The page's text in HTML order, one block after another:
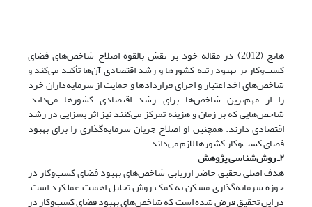
هانچ (2012) در مقاله خود بر نقش بالقوه اصلاح شاخص‌های فضای
کسب‌وکار بر بهبود رتبه کشورها و رشد اقتصادی آن‌ها تأکید می‌کند و
شاخص‌های اخذ اعتبار و اجرای قراردادها و حمایت از سرمایه‌داران خرد
را از مهم‌ترین شاخص‌ها برای رشد اقتصادی کشورها می‌داند.
شاخص‌هایی که بر زمان و هزینه تمرکز می‌کنند نیز اثر بسزایی در رشد
اقتصادی دارند. همچنین او اصلاح جریان سرمایه‌گذاری را برای بهبود
فضای کسب‌وکار کشورها لازم می‌داند.
۲ـ روش‌شناسی پژوهش
هدف اصلی تحقیق حاضر ارزیابی شاخص‌های بهبود فضای کسب‌وکار در
حوزه سرمایه‌گذاری مسکن به کمک روش تحلیل اهمیت عملکرد است.
در این تحقیق فرض شده است که شاخص‌های بهبود فضای کسب‌وکار در